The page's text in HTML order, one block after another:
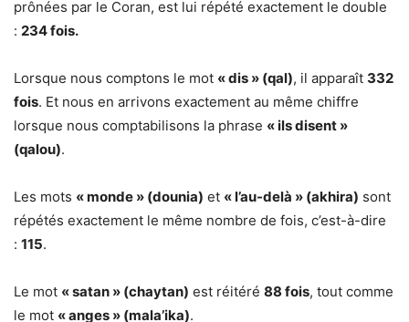
prônées par le Coran, est lui répété exactement le double
: 234 fois.
Lorsque nous comptons le mot « dis » (qal), il apparaît 332
fois. Et nous en arrivons exactement au même chiffre
lorsque nous comptabilisons la phrase « ils disent »
(qalou).
Les mots « monde » (dounia) et « l’au-delà » (akhira) sont
répétés exactement le même nombre de fois, c’est-à-dire
: 115.
Le mot « satan » (chaytan) est réitéré 88 fois, tout comme
le mot « anges » (mala’ika).